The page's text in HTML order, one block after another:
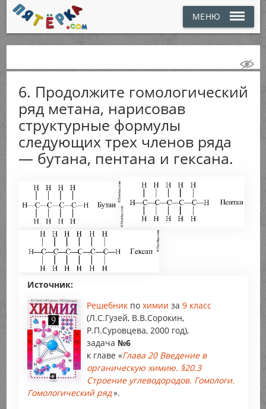
МЕНЮ
6. Продолжите гомологический
ряд метана, нарисовав
структурные формулы
следующих трех членов ряда
— бутана, пентана и гексана.
Источник:
Решебник по химии за 9 класс
(Л.С.Гузей, В.В.Сорокин,
Р.П.Суровцева, 2000 год),
задача №6
к главе «Глава 20 Введение в
органическую химию. §20.3
Строение углеводородов. Гомологи.
Гомологический ряд».